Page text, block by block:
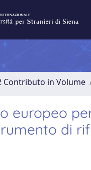
Contributo in Volume
europeo
di